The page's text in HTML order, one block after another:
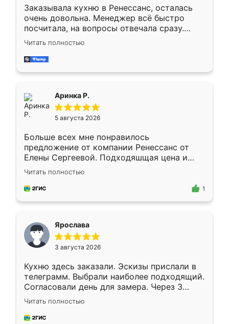
Заказывала кухню в Ренессанс, осталась
очень довольна. Менеджер всё быстро
посчитала, на вопросы отвечала сразу.
Замерщик приехал в субботу, подошёл к
делу со всей ответственностью. Собрали
за день, ребята работали аккуратно, даже
Читать полностью
Аринка Р.
5 августа 2026
Больше всех мне понравилось
предложение от компании Ренессанс от
Елены Сергеевой. Подходяшщая цена и
короткие сроки изготовления. Приехавший
для замера сотрудник Владислав
предложил по моему эскизу самый
Читать полностью
1
Ярослава
3 августа 2026
Кухню здесь заказали. Эскизы прислали в
телеграмм. Выбрали наиболее подходящий.
Согласовали день для замера. Через 3
недели кухня была уже готова. Остались
довольны работой. Спасибо Ренессанс
мебель за качественную работу!
Читать полностью